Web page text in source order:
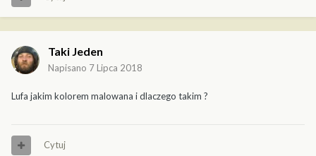
Taki Jeden
Napisano 7 Lipca 2018
Lufa jakim kolorem malowana i dlaczego takim ?
Cytuj